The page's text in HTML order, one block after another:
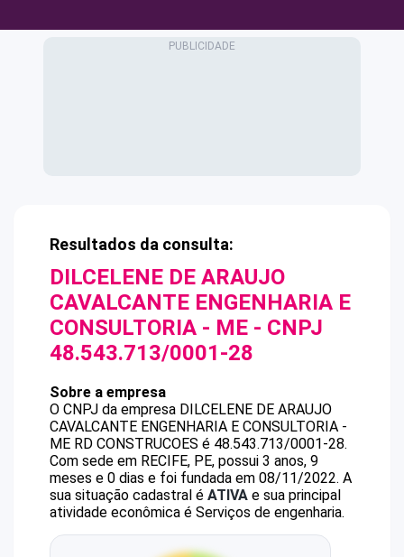
Resultados da consulta:
DILCELENE DE ARAUJO
CAVALCANTE ENGENHARIA E
CONSULTORIA - ME - CNPJ
48.543.713/0001-28
Sobre a empresa
O CNPJ da empresa DILCELENE DE ARAUJO
CAVALCANTE ENGENHARIA E CONSULTORIA -
ME RD CONSTRUCOES é 48.543.713/0001-28.
Com sede em RECIFE, PE, possui 3 anos, 9
meses e 0 dias e foi fundada em 08/11/2022. A
sua situação cadastral é ATIVA e sua principal
atividade econômica é Serviços de engenharia.